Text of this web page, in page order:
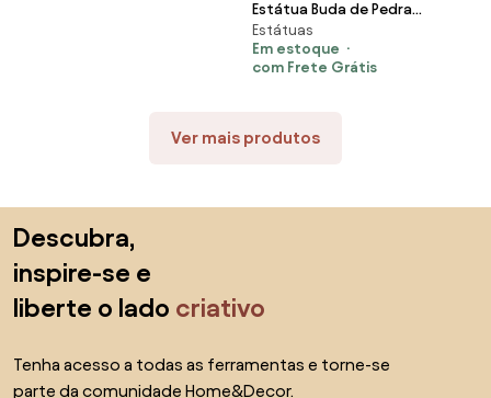
Estátua Buda de Pedra
Vulcânica 120cm
Estátuas
Em estoque
com Frete Grátis
Ver mais produtos
Descubra,
inspire-se e
liberte o lado criativo
Tenha acesso a todas as ferramentas e torne-se
parte da comunidade Home&Decor.